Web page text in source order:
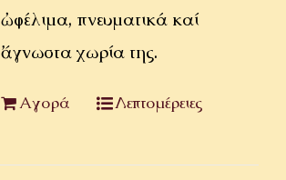
ὠφέλιμα, πνευματικά καί
ἄγνωστα χωρία της.
Αγορά Λεπτομέρειες